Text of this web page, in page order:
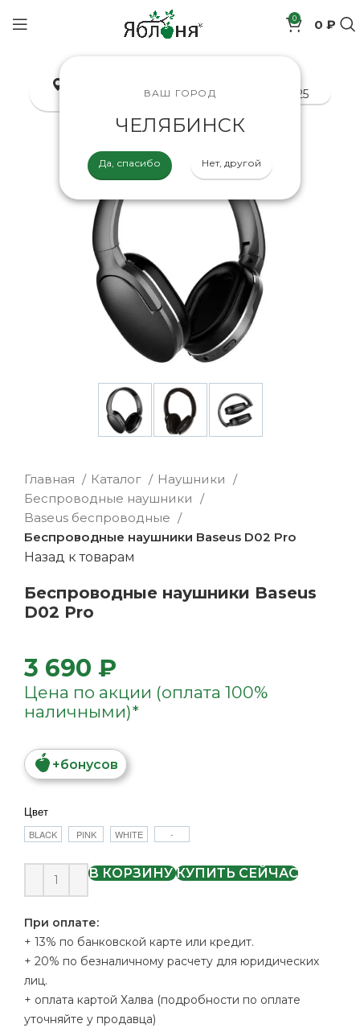
0
позиций0 ₽
ВАШ ГОРОД
ЧЕЛЯБИНСК
Да, спасибо Нет, другой
8-800-200-70-25
Главная Каталог
Наушники
Беспроводные наушники
Baseus беспроводные
Беспроводные наушники Baseus D02 Pro
Назад к товарам
Беспроводные наушники Baseus
D02 Pro
3 690 ₽
Цена по акции (оплата 100%
наличными)*
+бонусов
Цвет
BLACK PINK WHITE -
В КОРЗИНУ КУПИТЬ СЕЙЧАС
При оплате:
+ 13% по банковской карте или кредит.
+ 20% по безналичному расчету для юридических
лиц.
+ оплата картой Халва (подробности по оплате
уточняйте у продавца)